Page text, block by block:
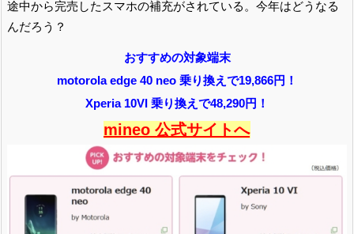
途中から完売したスマホの補充がされている。今年はどうなる
んだろう？
おすすめの対象端末
motorola edge 40 neo 乗り換えで19,866円！
Xperia 10VI 乗り換えで48,290円！
mineo 公式サイトへ